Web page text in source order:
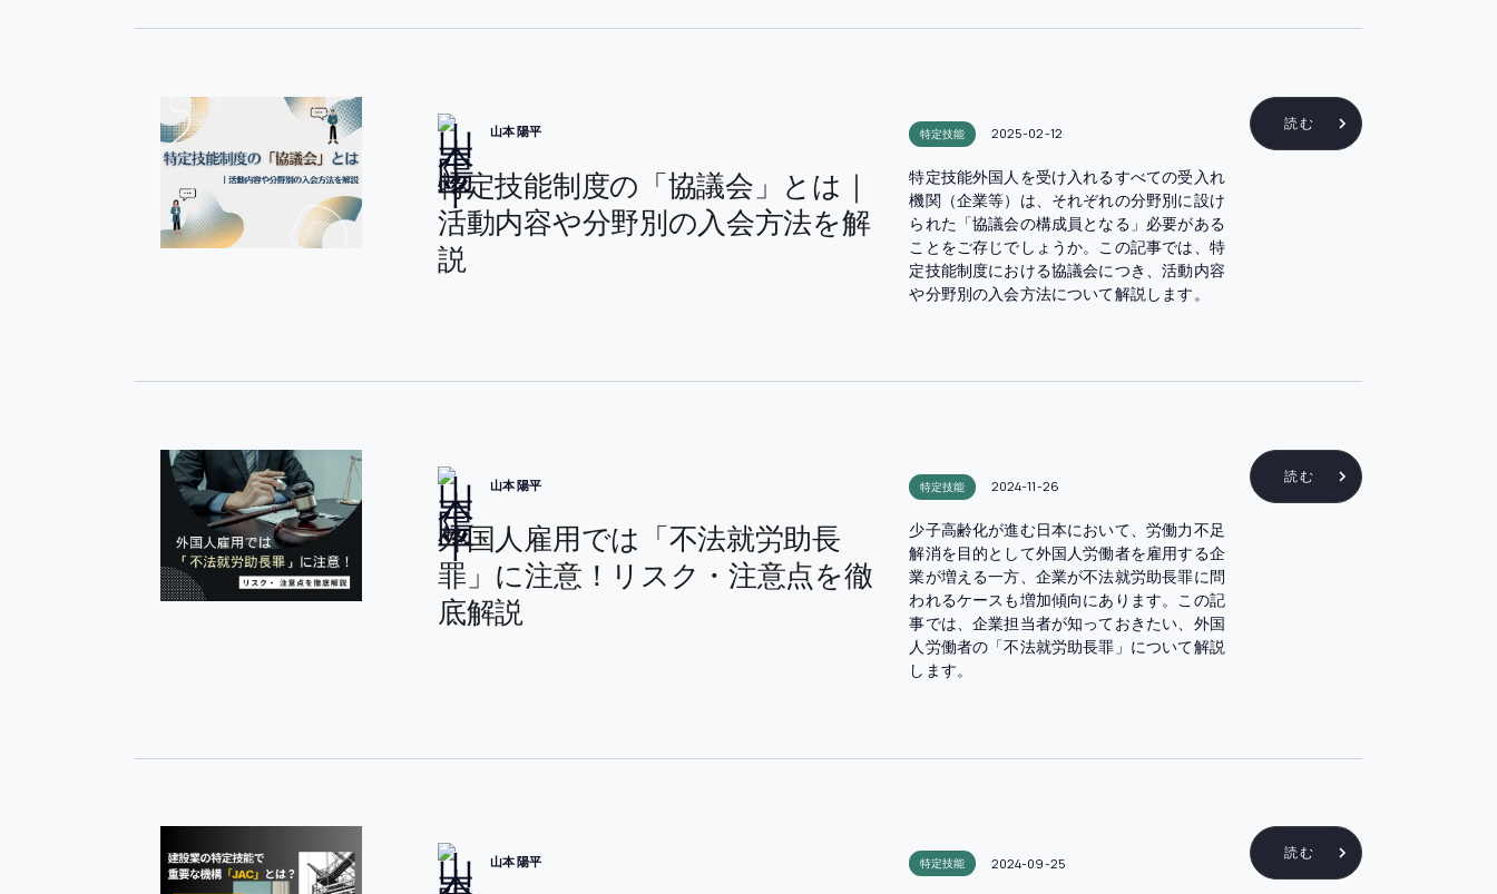
山本 陽平
特定技能制度の「協議会」とは｜
活動内容や分野別の入会方法を解
説
特定技能 2025-02-12
特定技能外国人を受け入れるすべての受入れ
機関（企業等）は、それぞれの分野別に設け
られた「協議会の構成員となる」必要がある
ことをご存じでしょうか。この記事では、特
定技能制度における協議会につき、活動内容
や分野別の入会方法について解説します。
読む
山本 陽平
外国人雇用では「不法就労助長
罪」に注意！リスク・注意点を徹
底解説
特定技能 2024-11-26
少子高齢化が進む日本において、労働力不足
解消を目的として外国人労働者を雇用する企
業が増える一方、企業が不法就労助長罪に問
われるケースも増加傾向にあります。この記
事では、企業担当者が知っておきたい、外国
人労働者の「不法就労助長罪」について解説
します。
読む
山本 陽平 特定技能 2024-09-25
読む